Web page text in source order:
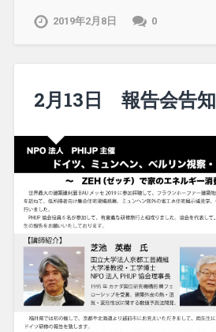
2019年2月8日 0
2月13日 報告会告知